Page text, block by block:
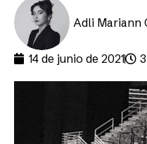
Adli Mariann
14 de junio de 2021